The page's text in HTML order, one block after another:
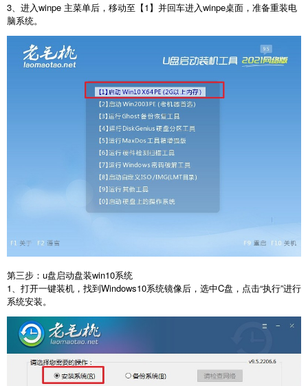
3、进入winpe 主菜单后，移动至【1】并回车进入winpe桌面，准备重装电
脑系统。
第三步：u盘启动盘装win10系统
1、打开一键装机，找到Windows10系统镜像后，选中C盘，点击“执行”进行
系统安装。